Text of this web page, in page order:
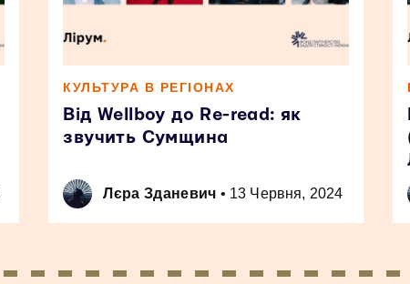
КУЛЬТУРА В РЕГІОНАХ
Від Wellboy до Re-read: як
звучить Сумщина
Лєра Зданевич • 13 Червня, 2024